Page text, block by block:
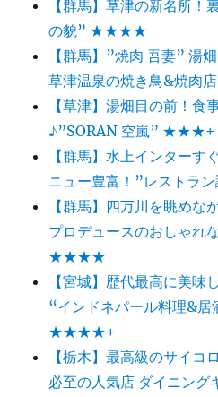
【群馬】草津の新名所！
の貌” ★★★★
【群馬】”焼肉 吾妻” 湯
草津温泉の焼き鳥&焼肉店
【草津】湯畑目の前！食
♪”SORAN 空嵐” ★★★+
【群馬】水上インターす
ニュー豊富！”レストラ
【群馬】四万川を眺めな
プロデュースのおしゃれ
★★★★
【宮城】歴代最高に美味
“インドネパール料理&居
★★★★+
【栃木】最高級のサイコ
必至の人気店 ダイニング